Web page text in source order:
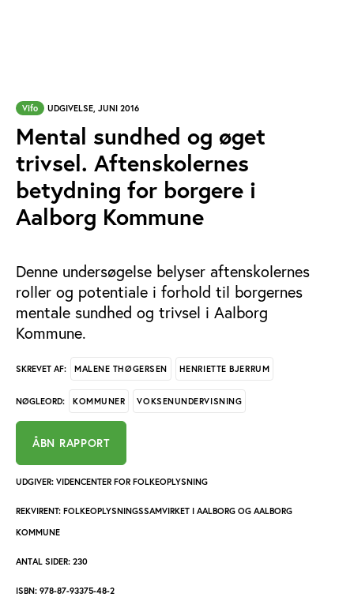
Vifo UDGIVELSE, JUNI 2016
Mental sundhed og øget
trivsel. Aftenskolernes
betydning for borgere i
Aalborg Kommune
Denne undersøgelse belyser aftenskolernes
roller og potentiale i forhold til borgernes
mentale sundhed og trivsel i Aalborg
Kommune.
SKREVET AF: MALENE THØGERSEN HENRIETTE BJERRUM
NØGLEORD: KOMMUNER VOKSENUNDERVISNING
ÅBN RAPPORT
UDGIVER: VIDENCENTER FOR FOLKEOPLYSNING
REKVIRENT: FOLKEOPLYSNINGSSAMVIRKET I AALBORG OG AALBORG
KOMMUNE
ANTAL SIDER: 230
ISBN: 978-87-93375-48-2